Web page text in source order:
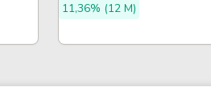
11,36% (12 M)